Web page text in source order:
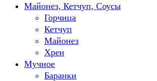
Майонез, Кетчуп, Соусы
Горчица
Кетчуп
Майонез
Хрен
Мучное
Баранки